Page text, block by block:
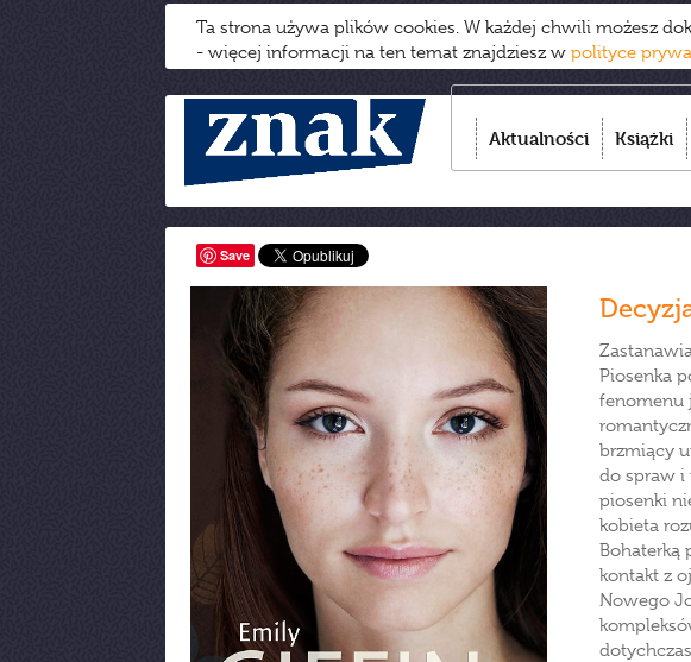
Ta strona używa plików cookies. W każdej chwili możesz
- więcej informacji na ten temat znajdziesz w polityce
Aktualności Książki
Save
Piosenka
fenomenu
brzmiący
do spraw i
piosenki
kobieta
Bohaterką
kontakt z
Nowego